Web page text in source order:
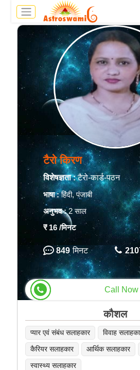
टैरो किरण
विशेषज्ञता :टैरो-कार्ड-पठन
भाषा :हिंदी, पंजाबी
अनुभव :2 साल
₹ 16/मिनट
849 मिनट
Call Now
कौशल
प्यार एवं संबंध सलाहकार
विवाह
कैरियर सलाहकार
आर्थिक सलाहकार
स्वास्थ्य सलाहकार